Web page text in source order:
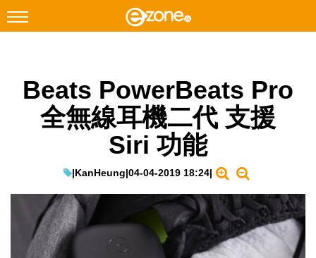
Facebook Instagram
科技焦點
教學評測
EduTech
IT Times
Beats PowerBeats Pro
全無線耳機二代 支援
Siri 功能
|KanHeung|04-04-2019 18:24|